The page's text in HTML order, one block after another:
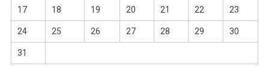
17 18 19 20 21 22 23
24 25 26 27 28 29 30
31